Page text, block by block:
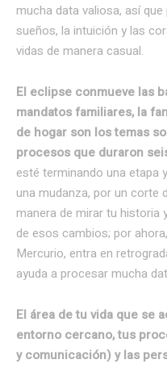
mucha data valiosa, así
sueños, la intuición y las
vidas de manera casual.
El eclipse conmueve las
mandatos familiares, la
de hogar son los temas
procesos que duraron
esté terminando una etapa
una mudanza, por un corte
manera de mirar tu historia
de esos cambios; por
Mercurio, entra en
ayuda a procesar mucha
El área de tu vida que se
entorno cercano, tus
y comunicación) y las